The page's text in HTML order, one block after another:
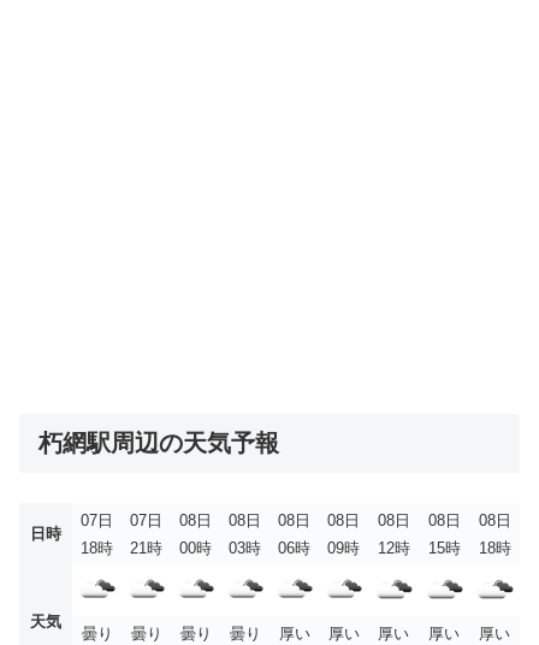
朽網駅周辺の天気予報
日時
07日
18時
07日
21時
08日
00時
08日
03時
08日
06時
08日
09時
08日
12時
08日
15時
08日
18時
天気
曇り
曇り
曇り
曇り
厚い
厚い
厚い
厚い
厚い